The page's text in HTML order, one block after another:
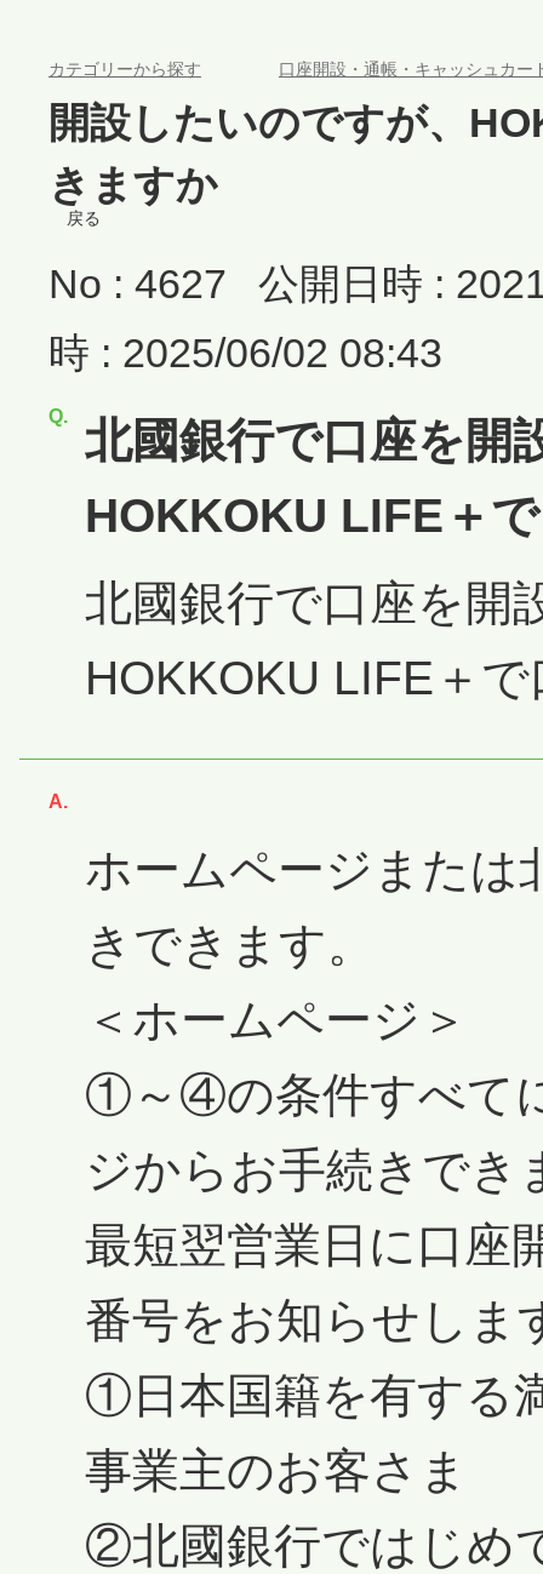
カテゴリーから探す 口座開設・通帳・キャッシュカー
開設したいのですが、
きますか
戻る
No : 4627
公開日時 :
時 : 2025/06/02 08:43
北國銀行で口座を開
HOKKOKU LIFE＋
北國銀行で口座を開
HOKKOKU LIFE＋
ホームページまたは
きできます。
＜ホームページ＞
①～④の条件すべて
ジからお手続きでき
最短翌営業日に口座
番号をお知らせしま
①日本国籍を有する
事業主のお客さま
②北國銀行ではじめ